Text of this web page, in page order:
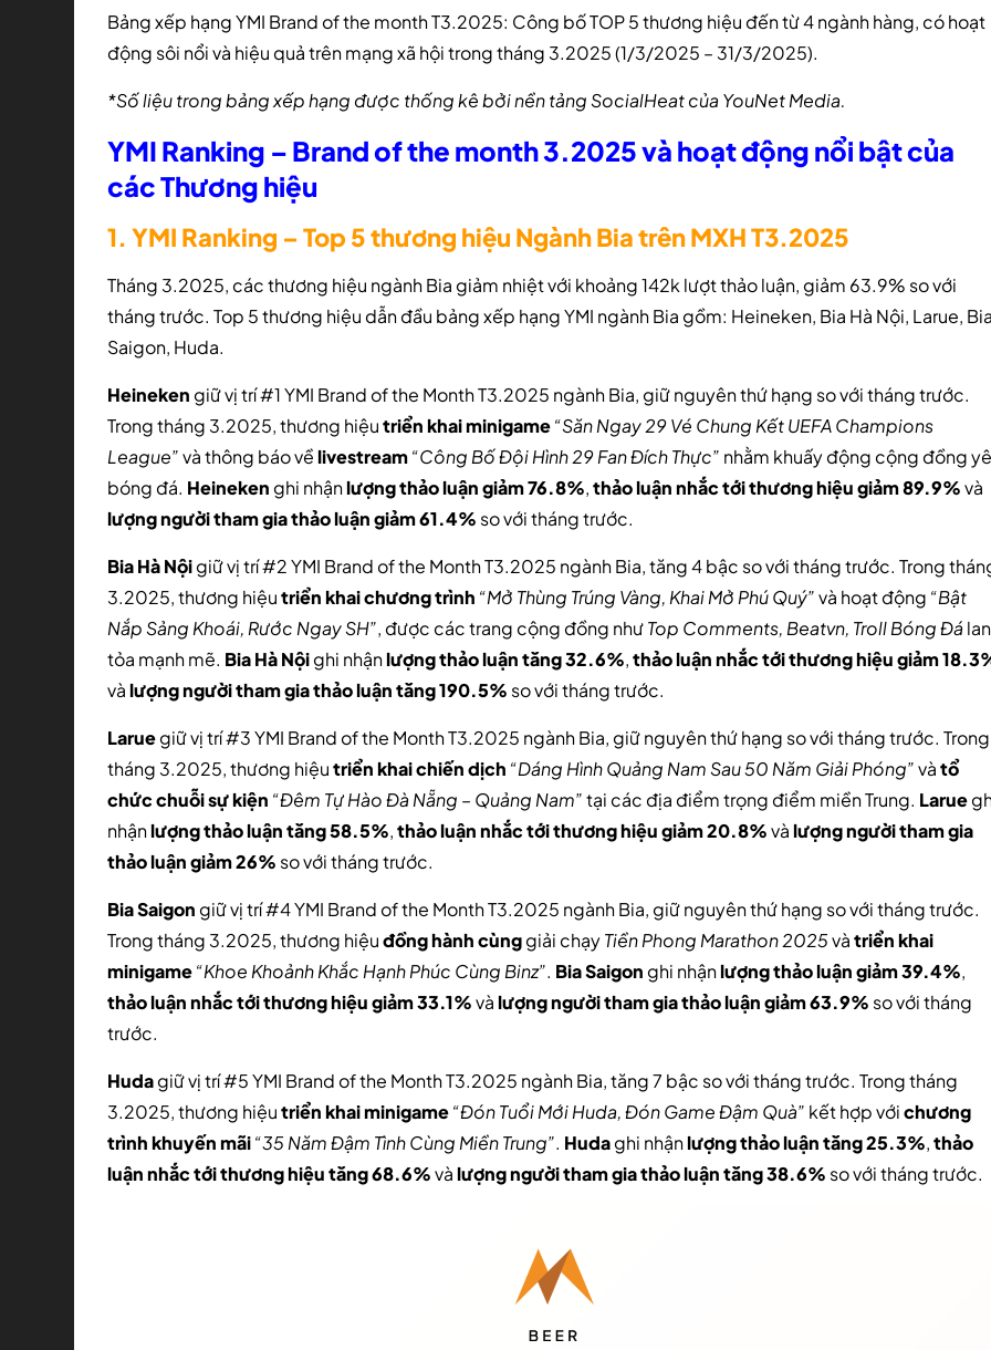
Bảng xếp hạng YMI Brand of the month T3.2025: Công bố TOP 5 thương hiệu đến từ 4 ngành hàng, có hoạt
động sôi nổi và hiệu quả trên mạng xã hội trong tháng 3.2025 (1/3/2025 – 31/3/2025).
*Số liệu trong bảng xếp hạng được thống kê bởi nền tảng SocialHeat của YouNet Media.
YMI Ranking – Brand of the month 3.2025 và hoạt động nổi bật của
các Thương hiệu
1. YMI Ranking – Top 5 thương hiệu Ngành Bia trên MXH T3.2025
Tháng 3.2025, các thương hiệu ngành Bia giảm nhiệt với khoảng 142k lượt thảo luận, giảm 63.9% so với
tháng trước. Top 5 thương hiệu dẫn đầu bảng xếp hạng YMI ngành Bia gồm: Heineken, Bia Hà Nội, Larue,
Saigon, Huda.
Heinekengiữ vị trí #1 YMI Brand of the Month T3.2025 ngành Bia, giữ nguyên thứ hạng so với tháng trước.
Trong tháng 3.2025, thương hiệutriển khaiminigame“Săn Ngay 29 Vé Chung Kết UEFA Champions
League”và thông báo vềlivestream“Công Bố Đội Hình 29 Fan Đích Thực” nhằm khuấy động cộng đồng
bóng đá. Heinekenghi nhậnlượng thảo luận giảm 76.8%,thảo luận nhắc tới thương hiệu giảm 89.9%và
lượng người tham gia thảo luận giảm 61.4% so với tháng trước.
Bia Hà Nộigiữ vị trí #2 YMI Brand of the Month T3.2025 ngành Bia, tăng 4 bậc so với tháng trước. Trong
3.2025, thương hiệutriển khaichương trình “Mở Thùng Trúng Vàng, Khai Mở Phú Quý”và hoạt động “Bật
Nắp Sảng Khoái, Rước Ngay SH”, được các trang cộng đồng nhưTop Comments, Beatvn, Troll Bóng Đá lan
tỏa mạnh mẽ. Bia Hà Nộighi nhậnlượng thảo luận tăng 32.6%,thảo luận nhắc tới thương hiệu giảm
vàlượng người tham gia thảo luận tăng 190.5% so với tháng trước.
Laruegiữ vị trí #3 YMI Brand of the Month T3.2025 ngành Bia, giữ nguyên thứ hạng so với tháng trước. Trong
tháng 3.2025, thương hiệutriển khai chiến dịch “Dáng Hình Quảng Nam Sau 50 Năm Giải Phóng”vàtổ
chức chuỗi sự kiện “Đêm Tự Hào Đà Nẵng – Quảng Nam”tại các địa điểm trọng điểm miền Trung. Larue
nhậnlượng thảo luận tăng 58.5%,thảo luận nhắc tới thương hiệu giảm 20.8%vàlượng người tham gia
thảo luận giảm 26% so với tháng trước.
Bia Saigongiữ vị trí #4 YMI Brand of the Month T3.2025 ngành Bia, giữ nguyên thứ hạng so với tháng trước.
Trong tháng 3.2025, thương hiệuđồng hành cùnggiải chạyTiền Phong Marathon 2025vàtriển khai
minigame“Khoe Khoảnh Khắc Hạnh Phúc Cùng Binz”. Bia Saigonghi nhậnlượng thảo luận giảm 39.4%,
thảo luận nhắc tới thương hiệu giảm 33.1%vàlượng người tham gia thảo luận giảm 63.9% so với tháng
trước.
Hudagiữ vị trí #5 YMI Brand of the Month T3.2025 ngành Bia, tăng 7 bậc so với tháng trước. Trong tháng
3.2025, thương hiệutriển khaiminigame“Đón Tuổi Mới Huda, Đón Game Đậm Quà” kết hợp vớichương
trình khuyến mãi“35 Năm Đậm Tình Cùng Miền Trung”. Hudaghi nhậnlượng thảo luận tăng 25.3%,thảo
luận nhắc tới thương hiệu tăng 68.6%vàlượng người tham gia thảo luận tăng 38.6% so với tháng trước.